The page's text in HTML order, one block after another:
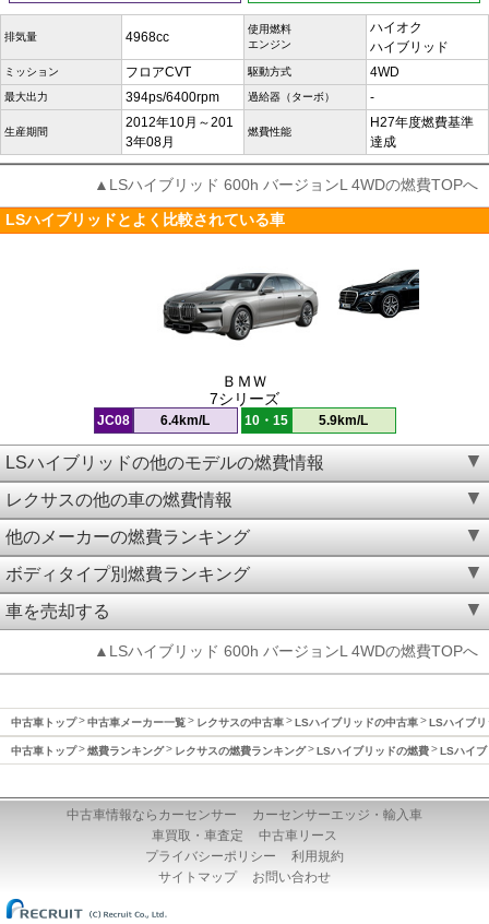
排気量 4968cc
使用燃料
エンジン
ハイオク
ハイブリッド
ミッション フロアCVT 駆動方式 4WD
最大出力 394ps/6400rpm 過給器（ターボ） -
生産期間
2012年10月～201
3年08月
燃費性能
H27年度燃費基準
達成
▲LSハイブリッド 600h バージョンL 4WDの燃費TOPへ
LSハイブリッドとよく比較されている車
ＢＭＷ
7シリーズ
JC08 6.4km/L 10・15 5.9km/L
LSハイブリッドの他のモデルの燃費情報
レクサスの他の車の燃費情報
他のメーカーの燃費ランキング
ボディタイプ別燃費ランキング
車を売却する
▲LSハイブリッド 600h バージョンL 4WDの燃費TOPへ
中古車トップ 中古車メーカー一覧 レクサスの中古車 LSハイブリッドの中古車 LSハイブ
中古車トップ 燃費ランキング レクサスの燃費ランキング LSハイブリッドの燃費 LSハイ
中古車情報ならカーセンサー
カーセンサーエッジ・輸入車
車買取・車査定
中古車リース
プライバシーポリシー
利用規約
サイトマップ
お問い合わせ